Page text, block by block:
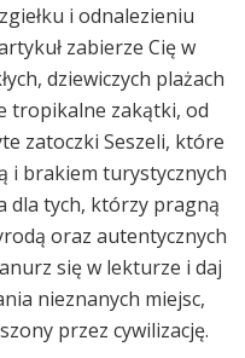
i odnalezieniu
zabierze Cię w
dziewiczych plażach
tropikalne zakątki, od
zatoczki Seszeli, które
i brakiem turystycznych
dla tych, którzy pragną
oraz autentycznych
się w lekturze i daj
nieznanych miejsc,
przez cywilizację.